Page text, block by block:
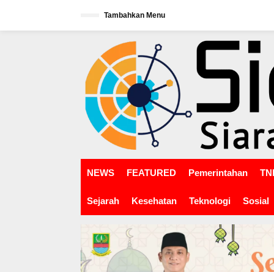
w
Tambahkan Menu
NEWS FEATURED Pemerintahan
Sejarah Kesehatan Teknologi Sosial